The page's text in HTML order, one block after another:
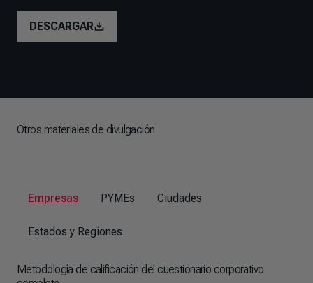
DESCARGAR
Otros materiales de divulgación
Empresas PYMEs Ciudades
Estados y Regiones
Metodología de calificación del cuestionario corporativo